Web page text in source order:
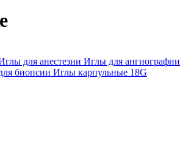
для анестезии Иглы для ангиографии
биопсии Иглы карпульные 18G